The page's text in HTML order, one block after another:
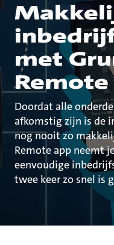
met
Remote
Doordat alle
afkomstig zijn is de
nog nooit zo
Remote app neemt
eenvoudige
twee keer zo snel is